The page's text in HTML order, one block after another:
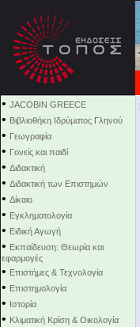
• JACOBIN GREECE
• Βιβλιοθήκη Ιδρύματος Γληνού
• Γεωγραφία
• Γονείς και παιδί
• Διδακτική
• Διδακτική των Επιστημών
• Δίκαιο
• Εγκληματολογία
• Ειδική Αγωγή
• Εκπαίδευση: Θεωρία και
εφαρμογές
• Επιστήμες & Τεχνολογία
• Επιστημολογία
• Ιστορία
• Κλιματική Κρίση & Οικολογία